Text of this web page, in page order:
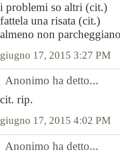
i problemi so altri (cit.)
fattela una risata (cit.)
almeno non
giugno 17, 2015 3:27 PM
Anonimo ha detto...
cit. rip.
giugno 17, 2015 4:02 PM
Anonimo ha detto...